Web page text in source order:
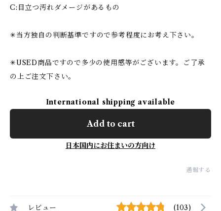
C:目立つ汚れダメージがあるもの
✳︎当方独自の判断基準ですので参考程度にお考え下さい。
✳︎USED商品ですので多少の使用感等がございます。ご了承
の上ご注文下さい。
International shipping available
Add to cart
日本国内にお住まいの方向け
通報する
レビュー (103)